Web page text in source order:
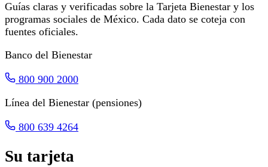
Guías claras y verificadas sobre la Tarjeta Bienestar y los
programas sociales de México. Cada dato se coteja con
fuentes oficiales.
Banco del Bienestar
800 900 2000
Línea del Bienestar (pensiones)
800 639 4264
Su tarjeta